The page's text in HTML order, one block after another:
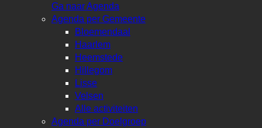
Ga naar Agenda
Agenda per Gemeente
Bloemendaal
Haarlem
Heemstede
Hillegom
Lisse
Velsen
Alle activiteiten
Agenda per Doelgroep